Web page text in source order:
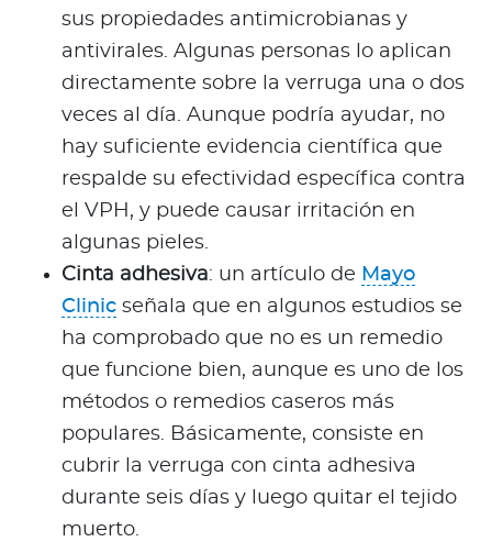
sus propiedades antimicrobianas y
antivirales. Algunas personas lo aplican
directamente sobre la verruga una o dos
veces al día. Aunque podría ayudar, no
hay suficiente evidencia científica que
respalde su efectividad específica contra
el VPH, y puede causar irritación en
algunas pieles.
Cinta adhesiva: un artículo de Mayo
Clinic señala que en algunos estudios se
ha comprobado que no es un remedio
que funcione bien, aunque es uno de los
métodos o remedios caseros más
populares. Básicamente, consiste en
cubrir la verruga con cinta adhesiva
durante seis días y luego quitar el tejido
muerto.